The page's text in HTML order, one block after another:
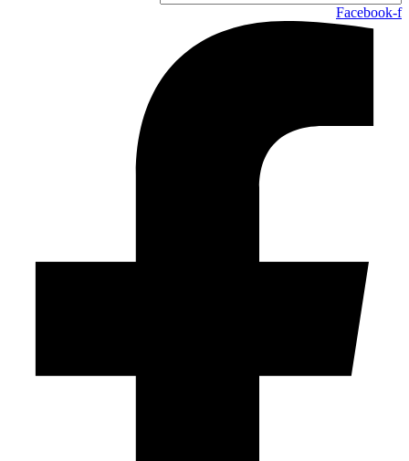
Facebook-f